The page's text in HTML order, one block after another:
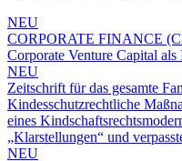
NEU
CORPORATE FINANCE
Corporate Venture Capital
NEU
Zeitschrift für das gesamte
Kindesschutzrechtliche
eines
„Klarstellungen“ und
NEU